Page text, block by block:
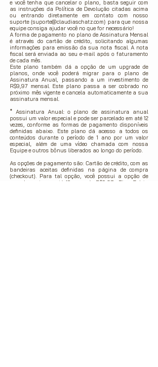
e você tenha que cancelar o plano, basta seguir com
as instruções da Política de Devolução citadas acima
ou entrando diretamente em contato com nosso
suporte (suporte@claudiaschatz.com) para que nossa
equipe consiga ajudar você no que for necessário!
A forma de pagamento no plano de Assinatura Mensal
é através do cartão de crédito, solicitando algumas
informações para emissão da sua nota fiscal. A nota
fiscal será enviada ao seu e-mail após o faturamento
de cada mês.
Este plano também dá a opção de um upgrade de
planos, onde você poderá migrar para o plano de
Assinatura Anual, passando a um investimento de
R$9,97 mensal. Este plano passa a ser cobrado no
próximo mês vigente e cancela automaticamente a sua
assinatura mensal.
* Assinatura Anual: o plano de assinatura anual
possui um valor especial e pode ser parcelado em até 12
vezes, conforme as formas de pagamento disponíveis
definidas abaixo. Este plano dá acesso a todos os
conteúdos durante o período de 1 ano por um valor
especial, além de uma vídeo chamada com nossa
Equipe e outros bônus liberados ao longo do período.
As opções de pagamento são: Cartão de crédito, com as
bandeiras aceitas definidas na página de compra
(checkout). Para tal opção, você possui a opção de
parcelamento em até 12 vezes de R$9,97. Pix e Boleto